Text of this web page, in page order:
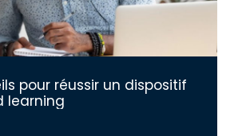
pour réussir un dispositif
learning